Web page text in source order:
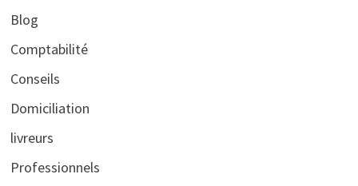
Blog
Comptabilité
Conseils
Domiciliation
livreurs
Professionnels